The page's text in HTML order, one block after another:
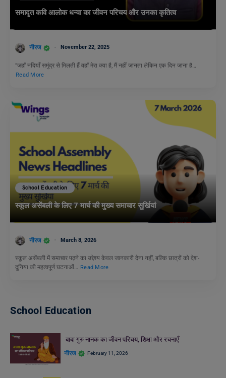
समादृत कवि आलोक धन्वा का जीवन परिचय और उनका कृतित्व
नीरज November 22, 2025
“जहाँ नदियाँ समुंद्र से मिलती हैं वहाँ मेरा क्या है, मैं नहीं जानता लेकिन एक दिन जाना है…
Read More
School Education
स्कूल असेंबली के लिए 7 मार्च की मुख्य समाचार सुर्खियां
नीरज March 8, 2026
स्कूल असेंबली में समाचार पढ़ने का उद्देश्य केवल जानकारी देना नहीं, बल्कि छात्रों को देश-
दुनिया की महत्वपूर्ण घटनाओं… Read More
School Education
बाबा गुरु नानक का जीवन परिचय, शिक्षा और रचनाएँ
नीरज February 11, 2026